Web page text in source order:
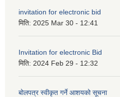
invitation for electronic bid
मिति: 2025 Mar 30 - 12:41
Invitation for electronic Bid
मिति: 2024 Feb 29 - 12:32
बोलपत्र स्वीकृत गर्ने आशयको सूचना